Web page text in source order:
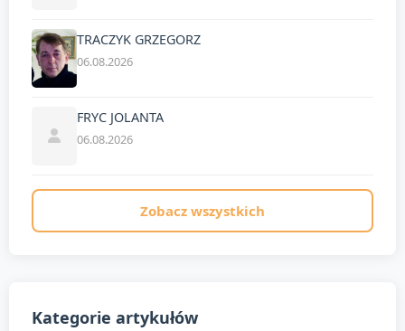
TRACZYK GRZEGORZ
06.08.2026
FRYC JOLANTA
06.08.2026
Zobacz wszystkich
Kategorie artykułów